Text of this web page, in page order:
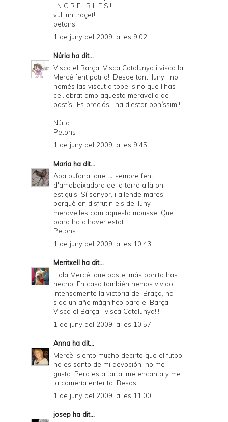
I N C R E I B L E S!!
vull un troçet!!
petons
1 de juny del 2009, a les 9:02
Núria ha dit...
Visca el Barça. Visca Catalunya i visca la
Mercé fent patria!! Desde tant lluny i no
només las viscut a tope, sino que l'has
cel.lebrat amb aquesta meravella de
pastís...Es preciós i ha d'estar boníssim!!!
Núria
Petons
1 de juny del 2009, a les 9:45
Maria ha dit...
Apa bufona, que tu sempre fent
d'amabaixadora de la terra allà on
estiguis. Sí senyor, i allende mares,
perquè en disfrutin els de lluny
meravelles com aquesta mousse. Que
bona ha d'haver estat..
Petons
1 de juny del 2009, a les 10:43
Meritxell ha dit...
Hola Mercé, que pastel más bonito has
hecho. En casa también hemos vivido
intensamente la victoria del Braça, ha
sido un año mágnifico para el Barça.
Visca el Barça i visca Catalunya!!!
1 de juny del 2009, a les 10:57
Anna ha dit...
Mercè, siento mucho decirte que el futbol
no es santo de mi devoción, no me
gusta. Pero esta tarta, me encanta y me
la comería enterita. Besos.
1 de juny del 2009, a les 11:00
josep ha dit...